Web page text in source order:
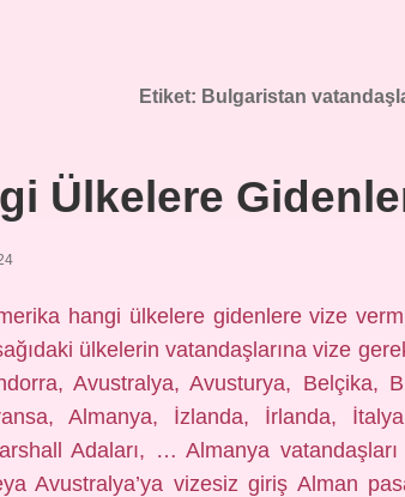
Etiket: Bulgaristan
Ülkelere
hangi ülkelere gidenlere vize
ülkelerin vatandaşlarına vize
Avustralya, Avusturya, Belçika,
Almanya, İzlanda, İrlanda,
Adaları, … Almanya
Avustralya’ya vizesiz giriş Alman